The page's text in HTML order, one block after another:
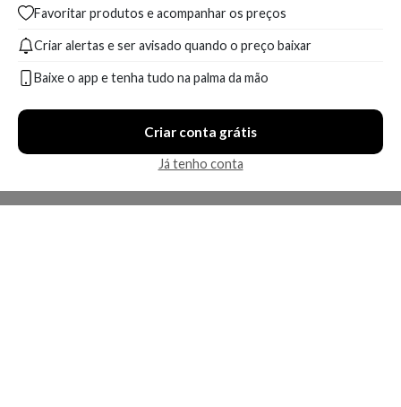
Favoritar produtos e acompanhar os preços
Criar alertas e ser avisado quando o preço baixar
Baixe o app e tenha tudo na palma da mão
Criar conta grátis
Já tenho conta